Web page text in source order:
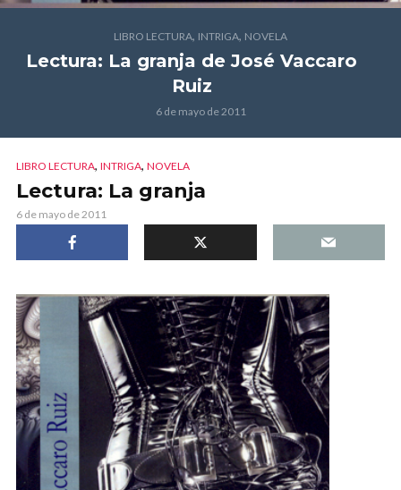
LIBRO LECTURA, INTRIGA, NOVELA
Lectura: La granja de José Vaccaro
Ruiz
6 de mayo de 2011
LIBRO LECTURA, INTRIGA, NOVELA
Lectura: La granja
6 de mayo de 2011